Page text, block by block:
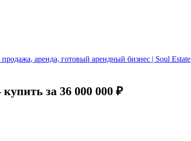
аренда, готовый арендный бизнес | Soul Estate
за 36 000 000 ₽